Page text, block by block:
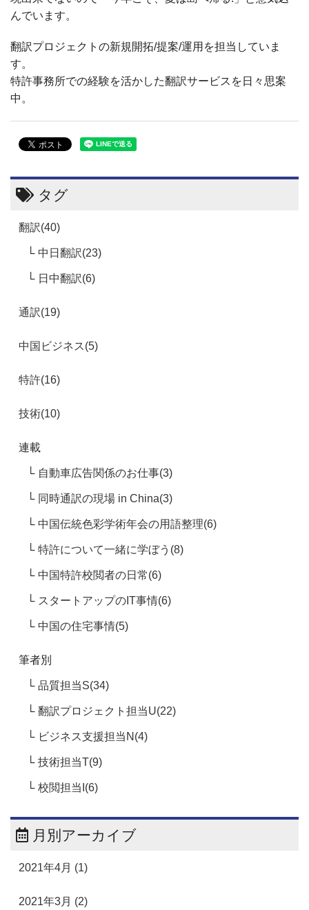
んでいます。
翻訳プロジェクトの新規開拓/提案/運用を担当していま
す。
特許事務所での経験を活かした翻訳サービスを日々思案
中。
タグ
翻訳(40)
中日翻訳(23)
日中翻訳(6)
通訳(19)
中国ビジネス(5)
特許(16)
技術(10)
連載
自動車広告関係のお仕事(3)
同時通訳の現場 in China(3)
中国伝統色彩学術年会の用語整理(6)
特許について一緒に学ぼう(8)
中国特許校閲者の日常(6)
スタートアップのIT事情(6)
中国の住宅事情(5)
筆者別
品質担当S(34)
翻訳プロジェクト担当U(22)
ビジネス支援担当N(4)
技術担当T(9)
校閲担当I(6)
月別アーカイブ
2021年4月 (1)
2021年3月 (2)